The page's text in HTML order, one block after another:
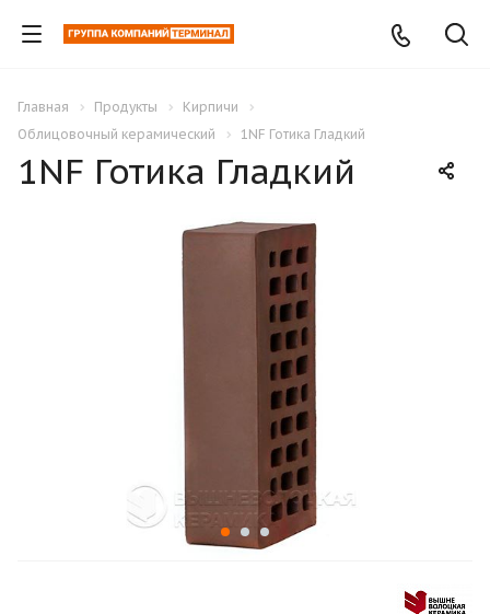
Главная Продукты
Кирпичи
Облицовочный керамический
1NF Готика Гладкий
1NF Готика Гладкий